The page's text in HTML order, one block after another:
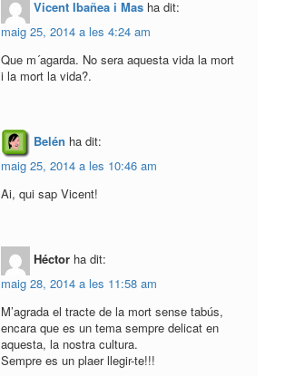
Vicent Ibañea i Mas ha dit:
maig 25, 2014 a les 4:24 am
Que m´agarda. No sera aquesta vida la mort
i la mort la vida?.
Belén ha dit:
maig 25, 2014 a les 10:46 am
Ai, qui sap Vicent!
Héctor ha dit:
maig 28, 2014 a les 11:58 am
M’agrada el tracte de la mort sense tabús,
encara que es un tema sempre delicat en
aquesta, la nostra cultura.
Sempre es un plaer llegir-te!!!